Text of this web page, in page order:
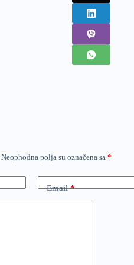
Neophodna polja su označena sa *
Email*